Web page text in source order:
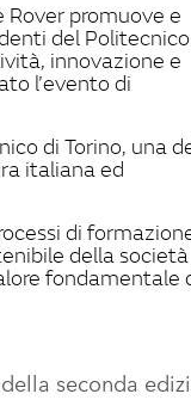
Rover promuove e
del
innovazione e
l’evento di
di Torino, una
italiana ed
di
della società
fondamentale
seconda